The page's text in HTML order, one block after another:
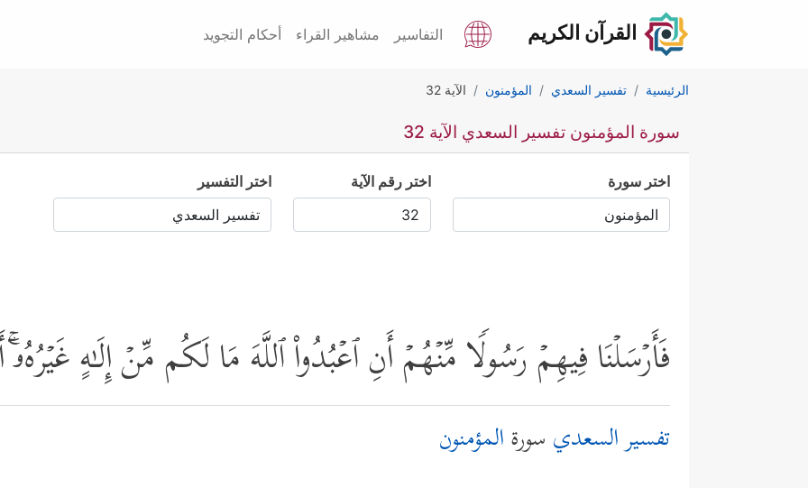
القرآن الكريم التفاسير مشاهير القراء أحكام التجويد
الرئيسية تفسير السعدي المؤمنون الآية 32
سورة المؤمنون تفسير السعدي الآية 32
اختر سورة اختر رقم الآية اختر التفسير
فَأَرۡسَلۡنَا فِیهِمۡ رَسُولࣰا مِّنۡهُمۡ أَنِ ٱعۡبُدُواْ ٱللَّهَ مَا لَكُم مِّنۡ إِلَـٰهٍ غَیۡرُهُۥۤۚ
تفسير السعدي سورةالمؤمنون